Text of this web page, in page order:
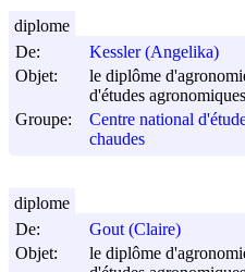
De:
Kessler (Angelika)
Objet:
le diplôme
d'études
Groupe:
Centre national
chaudes
diplome
De:
Gout (Claire)
Objet:
le diplôme
diplome